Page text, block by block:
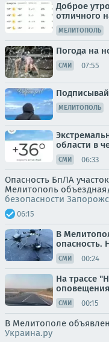
Доброе
отличного
МЕЛИТОПОЛЬ
Погода на
СМИ 07:55
МЕЛИТОПОЛЬ
области в
СМИ 06:33
Опасность БпЛА
Мелитополь
безопасности
06:15
В
опасность.
СМИ 00:24
На трассе
СМИ 00:15
В Мелитополе
Украина.ру